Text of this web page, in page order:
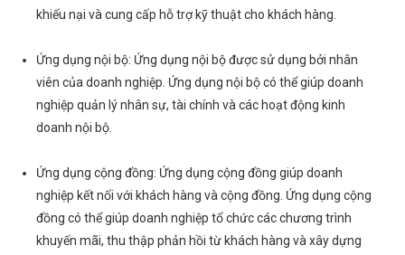
khiếu nại và cung cấp hỗ trợ kỹ thuật cho khách hàng.
Ứng dụng nội bộ: Ứng dụng nội bộ được sử dụng bởi nhân
viên của doanh nghiệp. Ứng dụng nội bộ có thể giúp doanh
nghiệp quản lý nhân sự, tài chính và các hoạt động kinh
doanh nội bộ.
Ứng dụng cộng đồng: Ứng dụng cộng đồng giúp doanh
nghiệp kết nối với khách hàng và cộng đồng. Ứng dụng cộng
đồng có thể giúp doanh nghiệp tổ chức các chương trình
khuyến mãi, thu thập phản hồi từ khách hàng và xây dựng